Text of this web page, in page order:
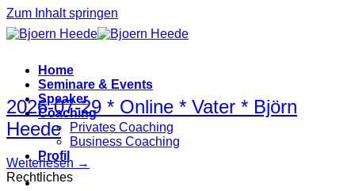
Zum Inhalt springen
Home
Seminare & Events
Speaker
Coaching
Privates Coaching
Business Coaching
Profil
2026-07-29 * Online * Vater * Björn
Heede
Weiterlesen →
Rechtliches